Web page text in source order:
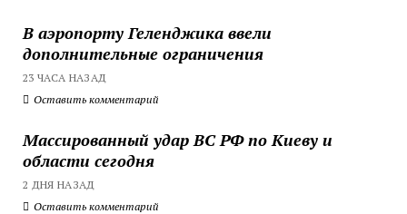
В аэропорту Геленджика ввели
дополнительные ограничения
23 ЧАСА НАЗАД
Оставить комментарий
Массированный удар ВС РФ по Киеву и
области сегодня
2 ДНЯ НАЗАД
Оставить комментарий